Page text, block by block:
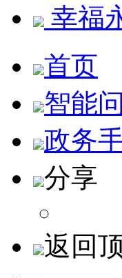
幸福
首页
智能
政务
分享
返回